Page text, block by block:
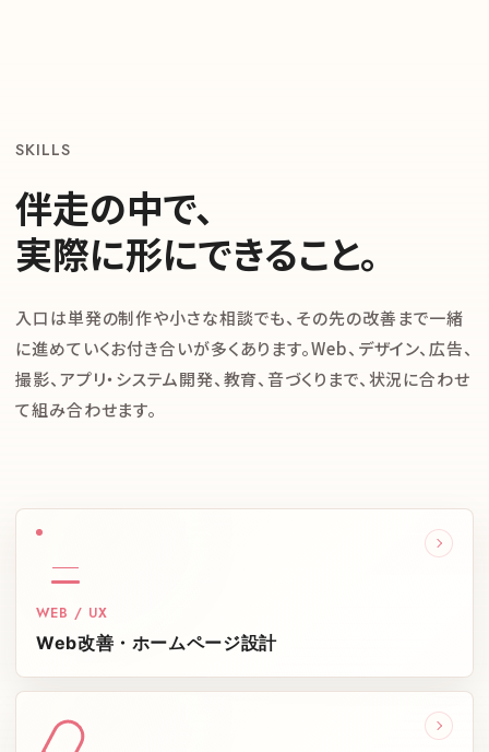
SKILLS
伴走の中で、
実際に形にできること。
入口は単発の制作や小さな相談でも、その先の改善まで一緒
に進めていくお付き合いが多くあります。Web、デザイン、広告、
撮影、アプリ・システム開発、教育、音づくりまで、状況に合わせ
て組み合わせます。
WEB / UX
Web改善・ホームページ設計